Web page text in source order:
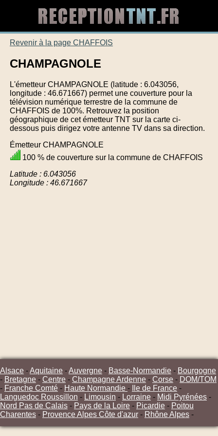
Revenir à la page CHAFFOIS
CHAMPAGNOLE
L'émetteur CHAMPAGNOLE (latitude : 6.043056,
longitude : 46.671667) permet une couverture pour la
télévision numérique terrestre de la commune de
CHAFFOIS de 100%. Retrouvez la position
géographique de cet émetteur TNT sur la carte ci-
dessous puis dirigez votre antenne TV dans sa direction.
Émetteur CHAMPAGNOLE
100 % de couverture sur la commune de CHAFFOIS
Latitude : 6.043056
Longitude : 46.671667
Alsace -Aquitaine -Auvergne - Basse-Normandie - Bourgogne
- Bretagne - Centre - Champagne Ardenne - Corse - DOM/TOM
- Franche Comté - Haute Normandie - Ile de France -
Languedoc Roussillon - Limousin - Lorraine - Midi Pyrénées -
Nord Pas de Calais - Pays de la Loire - Picardie - Poitou
Charentes - Provence Alpes Côte d'azur - Rhône Alpes -